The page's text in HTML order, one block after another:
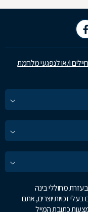
ו/או לנפגעי מלחמת
מחוללי בינה
זכויות יוצרים, אתם
כתובת המייל